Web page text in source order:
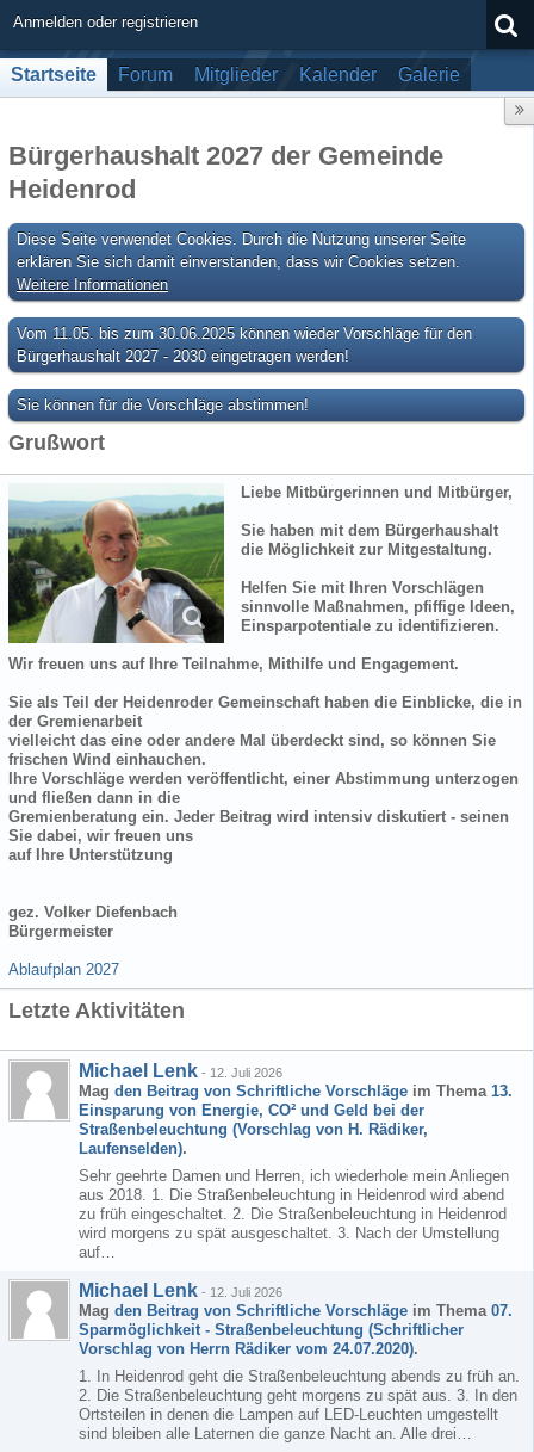
Anmelden oder registrieren
Startseite Forum Mitglieder Kalender Galerie
Bürgerhaushalt 2027 der Gemeinde
Heidenrod
Diese Seite verwendet Cookies. Durch die Nutzung unserer Seite
erklären Sie sich damit einverstanden, dass wir Cookies setzen.
Weitere Informationen
Vom 11.05. bis zum 30.06.2025 können wieder Vorschläge für den
Bürgerhaushalt 2027 - 2030 eingetragen werden!
Sie können für die Vorschläge abstimmen!
Grußwort
Liebe Mitbürgerinnen und Mitbürger,
Sie haben mit dem Bürgerhaushalt
die Möglichkeit zur Mitgestaltung.
Helfen Sie mit Ihren Vorschlägen
sinnvolle Maßnahmen, pfiffige Ideen,
Einsparpotentiale zu identifizieren.
Wir freuen uns auf Ihre Teilnahme, Mithilfe und Engagement.
Sie als Teil der Heidenroder Gemeinschaft haben die Einblicke, die in
der Gremienarbeit
vielleicht das eine oder andere Mal überdeckt sind, so können Sie
frischen Wind einhauchen.
Ihre Vorschläge werden veröffentlicht, einer Abstimmung unterzogen
und fließen dann in die
Gremienberatung ein. Jeder Beitrag wird intensiv diskutiert - seinen
Sie dabei, wir freuen uns
auf Ihre Unterstützung
gez. Volker Diefenbach
Bürgermeister
Ablaufplan 2027
Letzte Aktivitäten
Michael Lenk - 12. Juli 2026
Mag den Beitrag von Schriftliche Vorschläge im Thema 13.
Einsparung von Energie, CO² und Geld bei der
Straßenbeleuchtung (Vorschlag von H. Rädiker,
Laufenselden).
Sehr geehrte Damen und Herren, ich wiederhole mein Anliegen
aus 2018. 1. Die Straßenbeleuchtung in Heidenrod wird abend
zu früh eingeschaltet. 2. Die Straßenbeleuchtung in Heidenrod
wird morgens zu spät ausgeschaltet. 3. Nach der Umstellung
auf…
Michael Lenk - 12. Juli 2026
Mag den Beitrag von Schriftliche Vorschläge im Thema 07.
Sparmöglichkeit - Straßenbeleuchtung (Schriftlicher
Vorschlag von Herrn Rädiker vom 24.07.2020).
1. In Heidenrod geht die Straßenbeleuchtung abends zu früh an.
2. Die Straßenbeleuchtung geht morgens zu spät aus. 3. In den
Ortsteilen in denen die Lampen auf LED-Leuchten umgestellt
sind bleiben alle Laternen die ganze Nacht an. Alle drei…